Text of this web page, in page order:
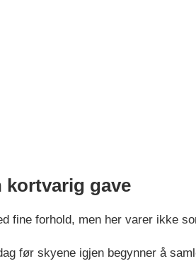
kortvarig gave
fine forhold, men her varer ikke
før skyene igjen begynner å